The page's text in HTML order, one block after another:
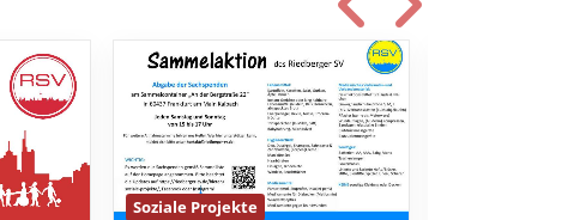
Soziale Projekte